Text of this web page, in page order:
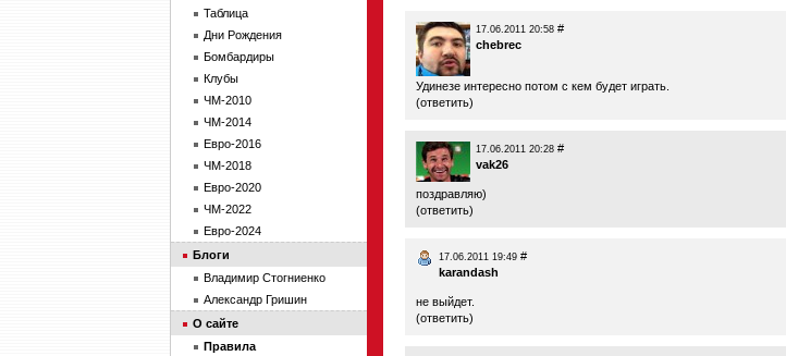
17.06.2011 20:58 #
chebrec
Удинезе интересно потом с кем будет играть.
(ответить)
17.06.2011 20:28 #
vak26
поздравляю)
(ответить)
17.06.2011 19:49 #
karandash
не выйдет.
(ответить)
Таблица
Дни Рождения
Бомбардиры
Клубы
ЧМ-2010
ЧМ-2014
Евро-2016
ЧМ-2018
Евро-2020
ЧМ-2022
Евро-2024
Блоги
Владимир Стогниенко
Александр Гришин
О сайте
Правила